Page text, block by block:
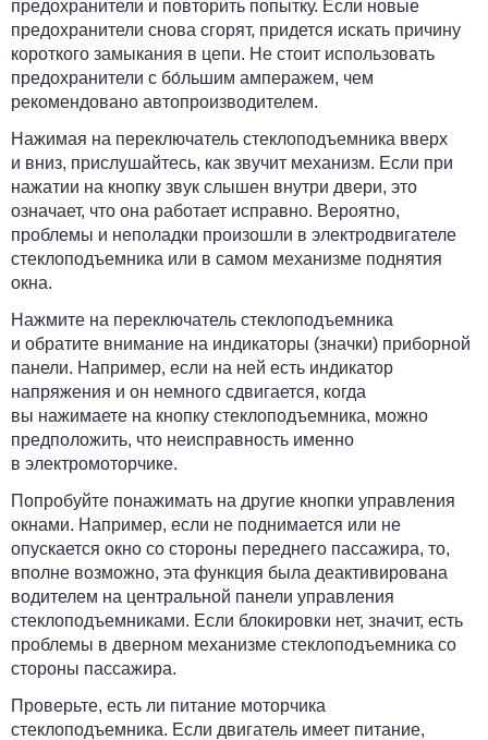
предохранители и повторить попытку. Если новые
предохранители снова сгорят, придется искать причину
короткого замыкания в цепи. Не стоит использовать
предохранители с бо́льшим амперажем, чем
рекомендовано автопроизводителем.
Нажимая на переключатель стеклоподъемника вверх
и вниз, прислушайтесь, как звучит механизм. Если при
нажатии на кнопку звук слышен внутри двери, это
означает, что она работает исправно. Вероятно,
проблемы и неполадки произошли в электродвигателе
стеклоподъемника или в самом механизме поднятия
окна.
Нажмите на переключатель стеклоподъемника
и обратите внимание на индикаторы (значки) приборной
панели. Например, если на ней есть индикатор
напряжения и он немного сдвигается, когда
вы нажимаете на кнопку стеклоподъемника, можно
предположить, что неисправность именно
в электромоторчике.
Попробуйте понажимать на другие кнопки управления
окнами. Например, если не поднимается или не
опускается окно со стороны переднего пассажира, то,
вполне возможно, эта функция была деактивирована
водителем на центральной панели управления
стеклоподъемниками. Если блокировки нет, значит, есть
проблемы в дверном механизме стеклоподъемника со
стороны пассажира.
Проверьте, есть ли питание моторчика
стеклоподъемника. Если двигатель имеет питание,